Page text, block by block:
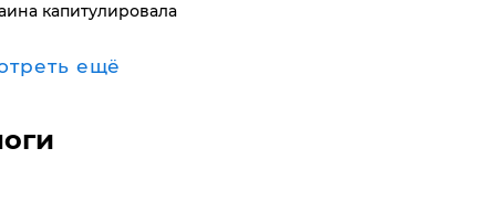
капитулировала
ещё